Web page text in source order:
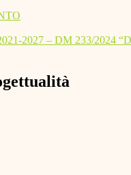
2027 – DM 233/2024